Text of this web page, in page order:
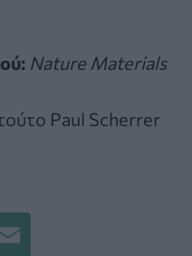
Nature Materials
Paul Scherrer